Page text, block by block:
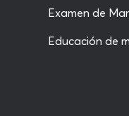
Examen de
Educación de